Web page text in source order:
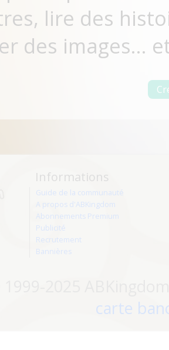
lire des
des images...
Informations
Guide de la communauté
A propos d'ABKingdom
Abonnements Premium
Publicité
Recrutement
Bannières
carte